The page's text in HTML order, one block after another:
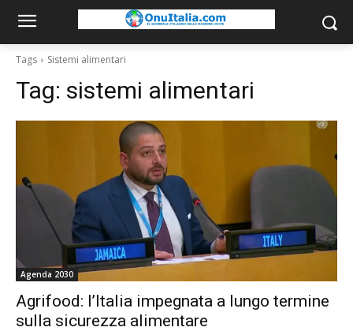
Tags Sistemi alimentari
Tag: sistemi alimentari
Agenda 2030
Agrifood: l’Italia impegnata a lungo termine
sulla sicurezza alimentare